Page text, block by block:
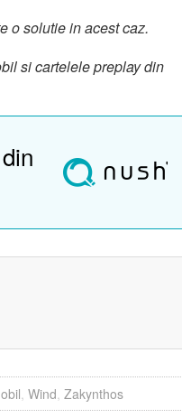
o solutie in acest caz.
si cartelele preplay din
, Wind, Zakynthos